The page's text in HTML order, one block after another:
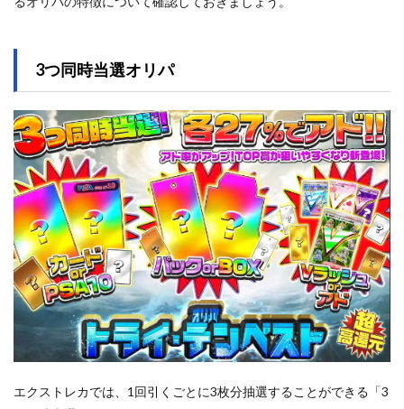
3つ同時当選オリパ
エクストレカでは、1回引くごとに3枚分抽選することができる「3